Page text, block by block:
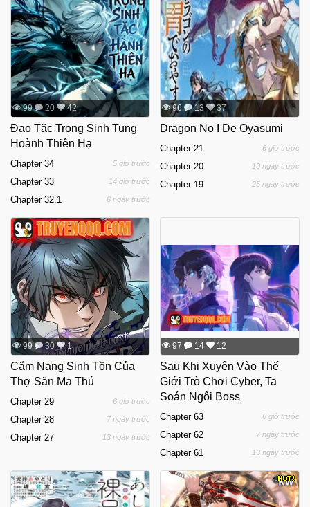
99 20 42
Đạo Tặc Trọng Sinh Tung
Hoành Thiên Hạ
Chapter 34 5 giờ trước
Chapter 33 14 giờ trước
Chapter 32.1 6 ngày trước
96 13 37
Dragon No I De Oyasumi
Chapter 21 6 giờ trước
Chapter 20 10 ngày trước
Chapter 19 25 ngày trước
99 30 1
Cẩm Nang Sinh Tồn Của
Thợ Săn Ma Thú
Chapter 29 6 giờ trước
Chapter 28 7 ngày trước
Chapter 27 13 ngày trước
97 14 12
Sau Khi Xuyên Vào Thế
Giới Trò Chơi Cyber, Ta
Soán Ngôi Boss
Chapter 63 6 giờ trước
Chapter 62 7 ngày trước
Chapter 61 13 ngày trước